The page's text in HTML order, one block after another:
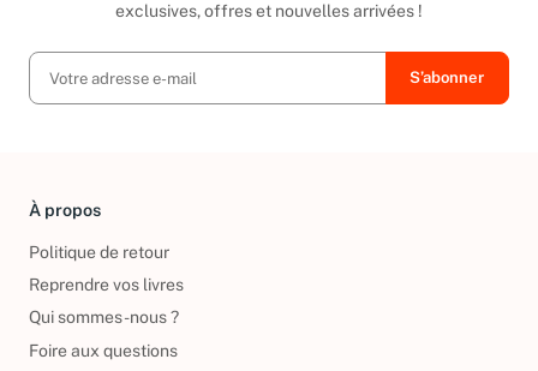
exclusives, offres et nouvelles arrivées !
À propos
Politique de retour
Reprendre vos livres
Qui sommes-nous ?
Foire aux questions